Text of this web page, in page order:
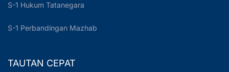
S-1 Hukum Tatanegara
S-1 Perbandingan Mazhab
TAUTAN CEPAT